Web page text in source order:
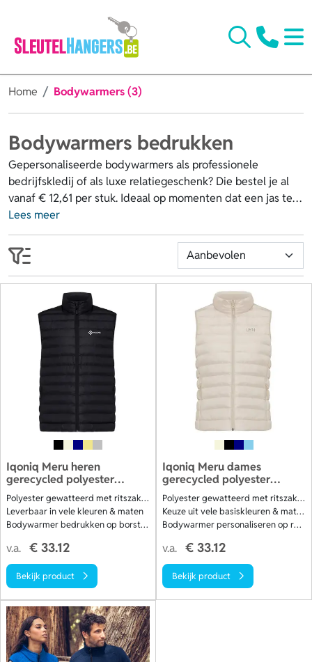
Home Bodywarmers (3)
Bodywarmers bedrukken
Gepersonaliseerde bodywarmers als professionele
bedrijfskledij of als luxe relatiegeschenk? Die bestel je al
vanaf € 12,61 per stuk. Ideaal op momenten dat een jas te
warm en een trui net te fris is, want je trekt hem
moeiteloos over je outfit. Van goedkope tot luxe
bodywarmers, met of zonder kap, in katoen of softshell: je
hebt bij ons ruime keuze. Laat borst, rug of mouw van de
bodywarmer bedrukken of borduren met jouw logo, naam
of eigen ontwerp. Bestel snel of vraag eerst een offerte op
en ontvang gratis een digitale proefdruk. Bekijk ons
aanbod.
Lees meer
Iqoniq Meru heren
gerecycled polyester
bodywarmer
Polyester gewatteerd met ritszakken
Leverbaar in vele kleuren & maten
Bodywarmer bedrukken op borst/rug
v.a. € 33.12
Bekijk product
Iqoniq Meru dames
gerecycled polyester
bodywarmer
Polyester gewatteerd met ritszakken
Keuze uit vele basiskleuren & maten
Bodywarmer personaliseren op rug/borst
v.a. € 33.12
Bekijk product